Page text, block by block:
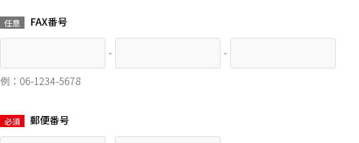
FAX番号
任意
例：06-1234-5678
‐ ‐
郵便番号
必須